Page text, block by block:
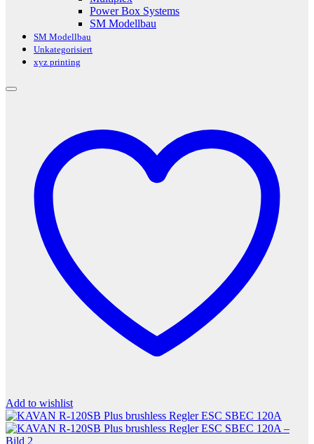
Power Box Systems
SM Modellbau
SM Modellbau
Unkategorisiert
xyz printing
Add to wishlist